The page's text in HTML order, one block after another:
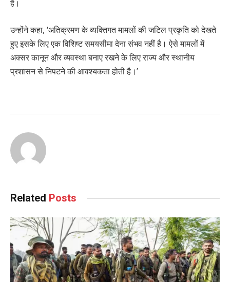
है।
उन्होंने कहा, ‘अतिक्रमण के व्यक्तिगत मामलों की जटिल प्रकृति को देखते
हुए इसके लिए एक विशिष्ट समयसीमा देना संभव नहीं है। ऐसे मामलों में
अक्सर कानून और व्यवस्था बनाए रखने के लिए राज्य और स्थानीय
प्रशासन से निपटने की आवश्यकता होती है।’
Related Posts